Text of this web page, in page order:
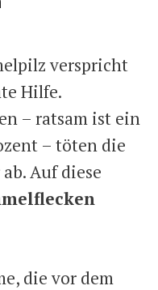
verspricht
Hilfe.
– ratsam ist ein
– töten die
Auf diese
die vor dem